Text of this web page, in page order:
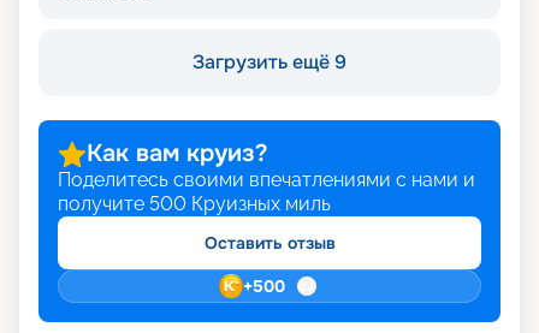
Загрузить ещё 9
Как вам круиз?
Поделитесь своими впечатлениями с нами и
получите 500 Круизных миль
Оставить отзыв
+500